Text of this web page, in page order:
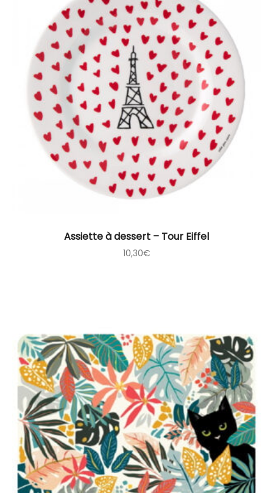
Assiette à dessert – Tour Eiffel
10,30€